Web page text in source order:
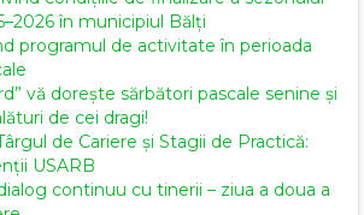
în municipiul Bălți
programul de activitate în perioada
vă dorește sărbători pascale senine și
de cei dragi!
de Cariere și Stagii de Practică:
USARB
continuu cu tinerii – ziua a doua a